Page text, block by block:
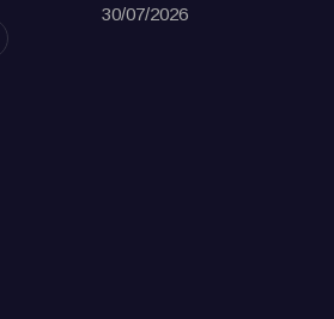
30/07/2026